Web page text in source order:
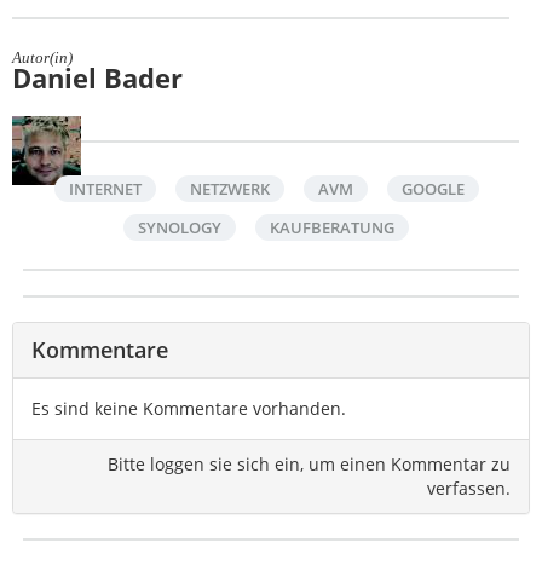
Autor(in)
Daniel Bader
INTERNET NETZWERK AVM
GOOGLE
SYNOLOGY
KAUFBERATUNG
Kommentare
Es sind keine Kommentare vorhanden.
Bitte loggen sie sich ein, um einen Kommentar zu
verfassen.